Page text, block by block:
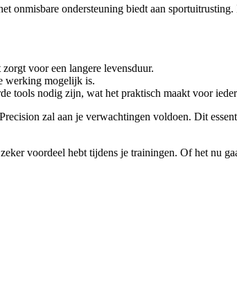
ondersteuning biedt aan
voor een langere levensduur.
werking mogelijk is.
tools nodig zijn, wat het praktisch maakt voor
zal aan je verwachtingen voldoen. Dit
voordeel hebt tijdens je trainingen. Of het nu